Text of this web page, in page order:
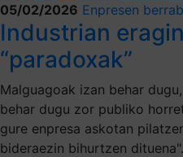
05/02/2026 Enpresen
Industrian
“paradoxak”
Malguagoak izan behar
behar dugu zor publiko
gure enpresa askotan
bideraezin bihurtzen